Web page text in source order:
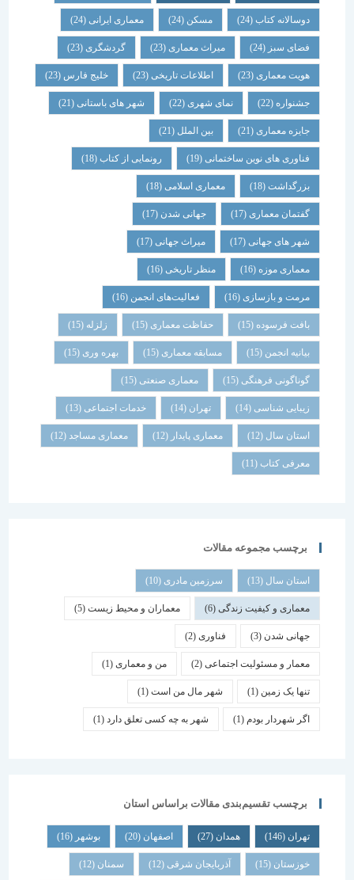
دوسالانه کتاب(24) مسکن (24) معماری ایرانی(24)
فضای سبز(24) میراث معماری (23) گردشگری (23)
هویت معماری (23) اطلاعات تاریخی(23) خلیج فارس(23)
جشنواره(22) نمای شهری(22) شهر های باستانی (21)
جایزه معماری (21) بین الملل(21)
فناوری های نوین ساختمانی(19) رونمایی از کتاب (18)
بزرگداشت (18) معماری اسلامی(18)
گفتمان معماری (17) جهانی شدن(17)
شهر های جهانی(17) میراث جهانی(17)
معماری موزه(16) منظر تاریخی (16)
مرمت و بازسازی(16) فعالیت‌های انجمن(16)
بافت فرسوده (15) حفاظت معماری (15) زلزله
بیانیه انجمن(15) مسابقه معماری (15) بهره وری(15)
گوناگونی فرهنگی (15) معماری صنعتی(15)
زیبایی شناسی (14) تهران خدمات اجتماعی (13)
استان سال(12) معماری پایدار (12) معماری مساجد(12)
معرفی کتاب(11)
برچسب مجموعه مقالات
استان سال(13) سرزمین مادری(10)
معماری و کیفیت زندگی(6) معماران و محیط زیست(5)
جهانی شدن(3) فناوری (2)
معمار و مسئولیت اجتماعی (2) من و معماری (1)
تنها یک زمین(1) شهر مال من است(1)
اگر شهردار بودم (1) شهر به چه کسی تعلق دارد(1)
برچسب تقسیم‌بندی مقالات براساس استان
همدان اصفهان (20) بوشهر
خوزستان(15) آذربایجان شرقی(12) سمنان (12)